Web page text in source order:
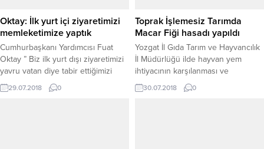
Oktay: İlk yurt içi ziyaretimizi
memleketimize yaptık
Cumhurbaşkanı Yardımcısı Fuat
Oktay ” Biz ilk yurt dışı ziyaretimizi
yavru vatan diye tabir ettiğimizi
Kıbrıs’a yaptık. İlk il ziyaretimizi de
kendi memleketimize, kendi
29.07.2018 0
Toprak İşlemesiz Tarımda
Macar Fiği hasadı yapıldı
Yozgat İl Gıda Tarım ve Hayvancılık
İl Müdürlüğü ilde hayvan yem
ihtiyacının karşılanması ve
yaygınlaştırılmasına yönelik
başlattığı uygulamalar kapsamında,
30.07.2018 0